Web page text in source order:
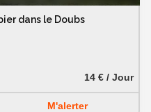
dans le Doubs
14 € / Jour
M'alerter